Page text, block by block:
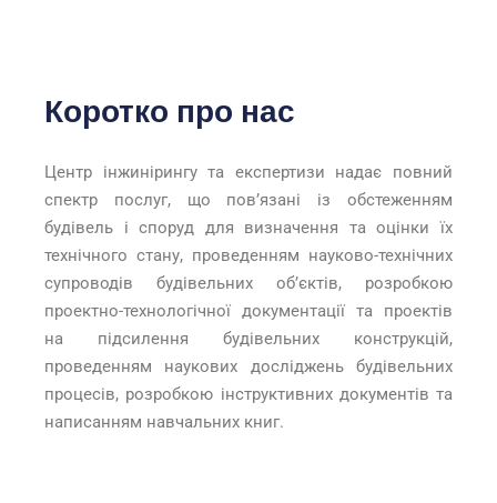
Коротко про нас
Центр інжинірингу та експертизи надає повний
спектр послуг, що повʼязані із обстеженням
будівель і споруд для визначення та оцінки їх
технічного стану, проведенням науково-технічних
супроводів будівельних об’єктів, розробкою
проектно-технологічної документації та проектів
на підсилення будівельних конструкцій,
проведенням наукових досліджень будівельних
процесів, розробкою інструктивних документів та
написанням навчальних книг.